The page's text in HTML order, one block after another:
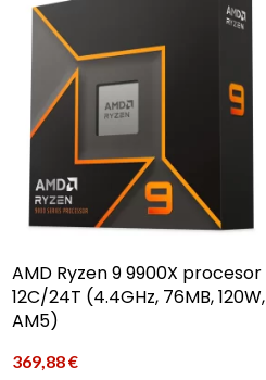
AMD Ryzen 9 9900X procesor
12C/24T (4.4GHz, 76MB, 120W,
AM5)
369,88€